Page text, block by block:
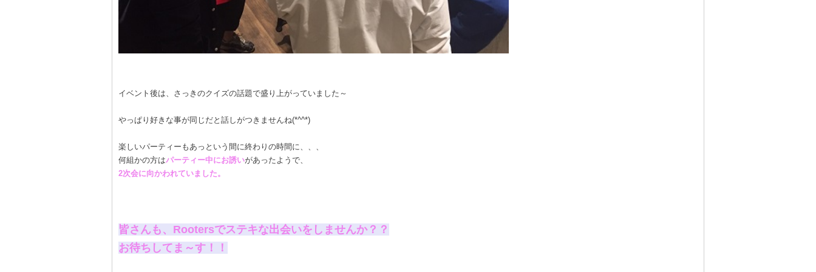
イベント後は、さっきのクイズの話題で盛り上がっていました～
やっぱり好きな事が同じだと話しがつきませんね(*^^*)
楽しいパーティーもあっという間に終わりの時間に、、、
何組かの方はパーティー中にお誘いがあったようで、
2次会に向かわれていました。
皆さんも、Rootersでステキな出会いをしませんか？？
お待ちしてま～す！！